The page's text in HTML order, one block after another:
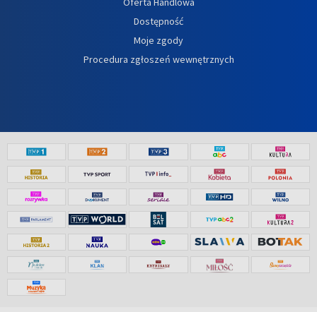
Dostępność
Moje zgody
Procedura zgłoszeń wewnętrznych